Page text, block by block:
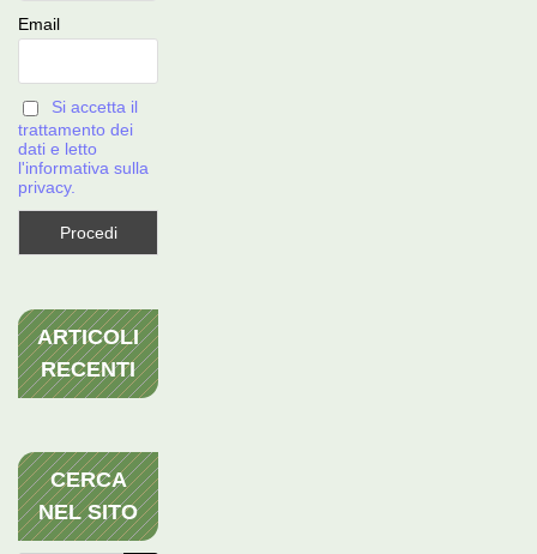
Email
Si accetta il
trattamento dei
dati e letto
l'informativa sulla
privacy.
ARTICOLI
RECENTI
CERCA
NEL SITO